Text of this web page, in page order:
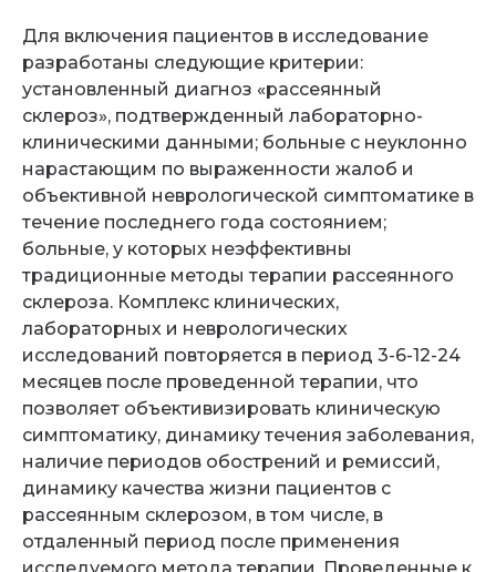
Для включения пациентов в исследование
разработаны следующие критерии:
установленный диагноз «рассеянный
склероз», подтвержденный лабораторно-
клиническими данными; больные с неуклонно
нарастающим по выраженности жалоб и
объективной неврологической симптоматике в
течение последнего года состоянием;
больные, у которых неэффективны
традиционные методы терапии рассеянного
склероза. Комплекс клинических,
лабораторных и неврологических
исследований повторяется в период 3-6-12-24
месяцев после проведенной терапии, что
позволяет объективизировать клиническую
симптоматику, динамику течения заболевания,
наличие периодов обострений и ремиссий,
динамику качества жизни пациентов с
рассеянным склерозом, в том числе, в
отдаленный период после применения